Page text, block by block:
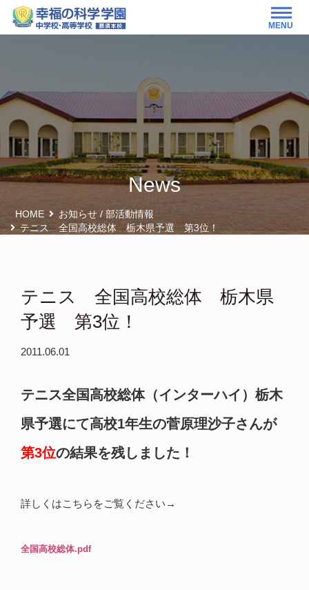
MENU
News
HOME お知らせ / 部活動情報
テニス 全国高校総体 栃木県予選 第3位！
テニス 全国高校総体 栃木県
予選 第3位！
2011.06.01
テニス全国高校総体（インターハイ）栃木
県予選にて高校1年生の菅原理沙子さんが
第3位の結果を残しました！
詳しくはこちらをご覧ください→
全国高校総体.pdf